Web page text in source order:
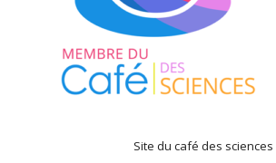
Site du café des sciences